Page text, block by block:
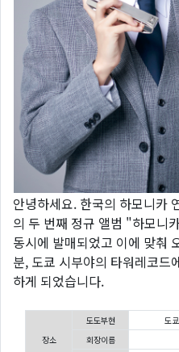
안녕하세요. 한국의 하모니카
의 두 번째 정규 앨범 "하모니
동시에 발매되었고 이에 맞춰
분, 도쿄 시부야의 타워레코드
하게 되었습니다.
장소
도도부현 도쿄
회장이름